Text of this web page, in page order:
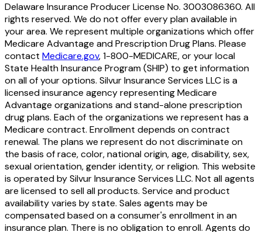
Delaware Insurance Producer License No. 3003086360. All
rights reserved. We do not offer every plan available in
your area. We represent multiple organizations which offer
Medicare Advantage and Prescription Drug Plans. Please
contact Medicare.gov, 1-800-MEDICARE, or your local
State Health Insurance Program (SHIP) to get information
on all of your options. Silvur Insurance Services LLC is a
licensed insurance agency representing Medicare
Advantage organizations and stand-alone prescription
drug plans. Each of the organizations we represent has a
Medicare contract. Enrollment depends on contract
renewal. The plans we represent do not discriminate on
the basis of race, color, national origin, age, disability, sex,
sexual orientation, gender identity, or religion. This website
is operated by Silvur Insurance Services LLC. Not all agents
are licensed to sell all products. Service and product
availability varies by state. Sales agents may be
compensated based on a consumer's enrollment in an
insurance plan. There is no obligation to enroll. Agents do